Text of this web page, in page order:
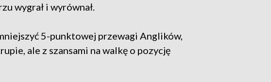
wygrał i wyrównał.
5-punktowej przewagi Anglików,
ale z szansami na walkę o pozycję